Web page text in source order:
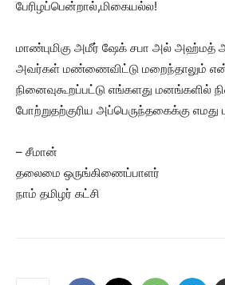
பேரிழப்பென்றால்,மிகையல்ல!
மாண்புமிகு அமீர் ஷேக் சபா அல் அஹ்மத்
அவர்கள் மண்ணைவிட்டு மறைந்தாலும்
நினைவுகூறப்பட்டு எங்களது மனங்களில்
போற்றுதற்குரிய அப்பெருந்தகைக்கு
– சீமான்
தலைமை ஒருங்கிணைப்பாளர்
நாம் தமிழர் கட்சி